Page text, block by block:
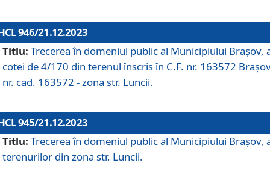
946/21.12.2023
Titlu: Trecerea în domeniul public al Municipiului Braşov,
cotei de 4/170 din terenul înscris în C.F. nr. 163572
nr. cad. 163572 - zona str. Luncii.
945/21.12.2023
Titlu: Trecerea în domeniul public al Municipiului Braşov,
terenurilor din zona str. Luncii.